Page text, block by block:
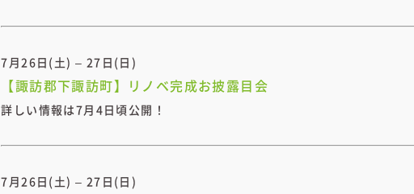
7月26日(土) – 27日(日)
【諏訪郡下諏訪町】リノベ完成お披露目会
詳しい情報は7月4日頃公開！
7月26日(土) – 27日(日)